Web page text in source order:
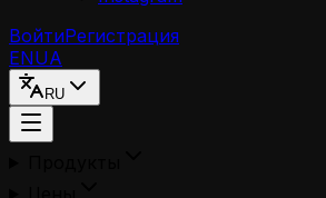
ВойтиРегистрация
ENUA
RU